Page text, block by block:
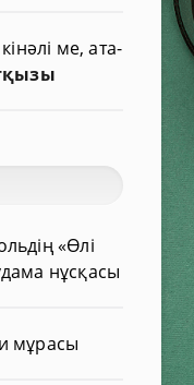
ме, ата-
«Өлі
нұсқасы
мұрасы